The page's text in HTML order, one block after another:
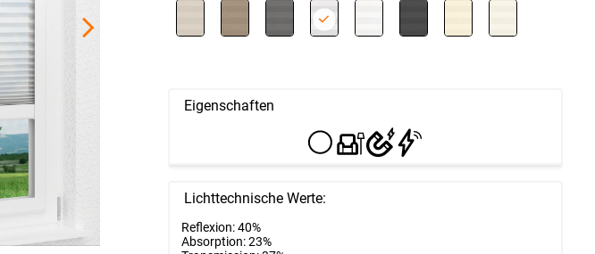
Eigenschaften
Lichttechnische Werte:
Reflexion: 40%
Absorption: 23%